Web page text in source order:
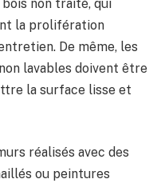
non traité, qui
la prolifération
De même, les
lavables doivent être
la surface lisse et
réalisés avec des
ou peintures